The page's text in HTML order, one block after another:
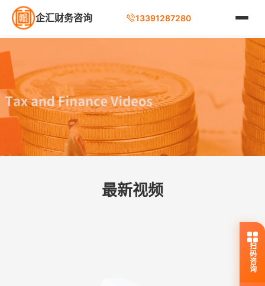
企汇财务咨询 13391287280
最新视频
扫码咨询